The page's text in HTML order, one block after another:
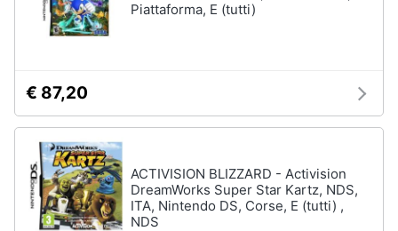
Piattaforma, E (tutti)
€ 87,20
ACTIVISION BLIZZARD - Activision
DreamWorks Super Star Kartz, NDS,
ITA, Nintendo DS, Corse, E (tutti) ,
NDS